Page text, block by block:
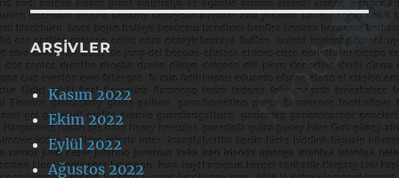
ARŞIVLER
Kasım 2022
Ekim 2022
Eylül 2022
Ağustos 2022